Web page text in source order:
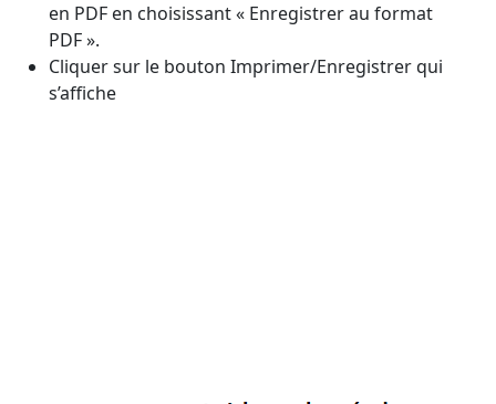
en PDF en choisissant « Enregistrer au format
PDF ».
Cliquer sur le bouton Imprimer/Enregistrer qui
s’affiche